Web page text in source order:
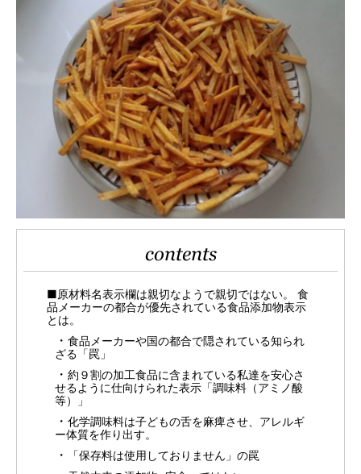
contents
■原材料名表示欄は親切なようで親切ではない。 食
品メーカーの都合が優先されている食品添加物表示
とは。
食品メーカーや国の都合で隠されている知られ
ざる「罠」
約９割の加工食品に含まれている私達を安心さ
せるように仕向けられた表示「調味料（アミノ酸
等）」
化学調味料は子どもの舌を麻痺させ、アレルギ
ー体質を作り出す。
「保存料は使用しておりません」の罠